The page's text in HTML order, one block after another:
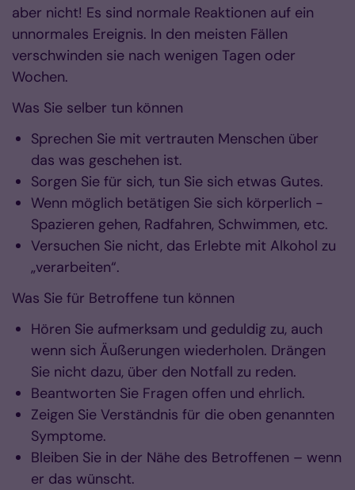
aber nicht! Es sind normale Reaktionen auf ein
unnormales Ereignis. In den meisten Fällen
verschwinden sie nach wenigen Tagen oder
Wochen.
Was Sie selber tun können
Sprechen Sie mit vertrauten Menschen über
das was geschehen ist.
Sorgen Sie für sich, tun Sie sich etwas Gutes.
Wenn möglich betätigen Sie sich körperlich -
Spazieren gehen, Radfahren, Schwimmen, etc.
Versuchen Sie nicht, das Erlebte mit Alkohol zu
„verarbeiten“.
Was Sie für Betroffene tun können
Hören Sie aufmerksam und geduldig zu, auch
wenn sich Äußerungen wiederholen. Drängen
Sie nicht dazu, über den Notfall zu reden.
Beantworten Sie Fragen offen und ehrlich.
Zeigen Sie Verständnis für die oben genannten
Symptome.
Bleiben Sie in der Nähe des Betroffenen – wenn
er das wünscht.